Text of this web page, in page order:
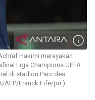
Hakimi merayakan
Liga Champions UEFA
di stadion Parc des
AFP/Franck Fife/pri.)